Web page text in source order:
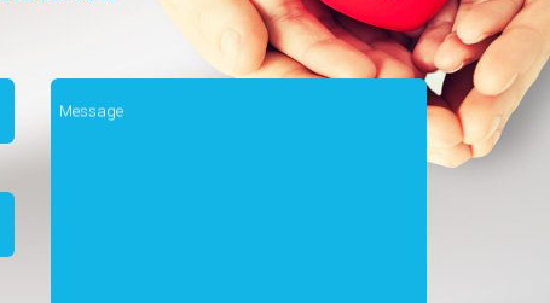
Message